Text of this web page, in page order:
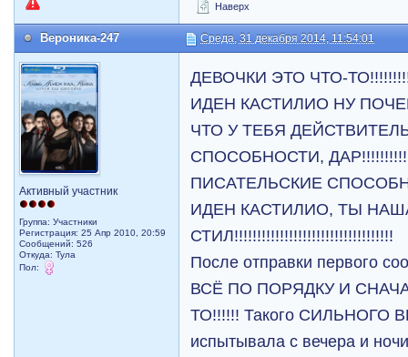
Наверх
Вероника-247 Среда, 31 декабря 2014, 11:54:01
Активный участник
Группа: Участники
Регистрация: 25 Апр 2010, 20:59
Сообщений: 526
Откуда: Тула
Пол:
ДЕВОЧКИ ЭТО ЧТО-
ИДЕН КАСТИЛИО НУ
ЧТО У ТЕБЯ
СПОСОБНОСТИ,
ПИСАТЕЛЬСКИЕ
ИДЕН КАСТИЛИО, ТЫ
СТИЛ!!!!!!!!!!!!!!!!!!!!!!!!!!!!!!!!!!!
После отправки первого
ВСЁ ПО ПОРЯДКУ И
ТО!!!!!! Такого СИЛЬНОГО
испытывала с вечера и